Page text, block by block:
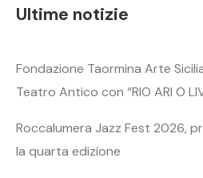
Ultime notizie
Fondazione Taormina Arte
Teatro Antico con “RIO ARI O
Roccalumera Jazz Fest 2026,
la quarta edizione